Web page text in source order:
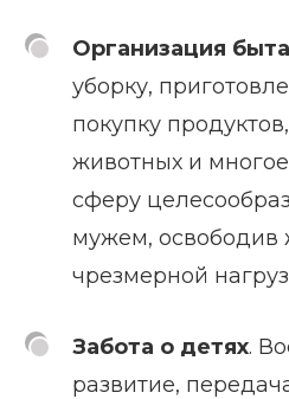
Организация быта
уборку,
покупку
животных и
сферу
мужем, освободив
чрезмерной
Забота о детях.
развитие,